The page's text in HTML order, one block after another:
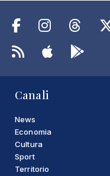
Canali
News
Economia
Cultura
Sport
Territorio